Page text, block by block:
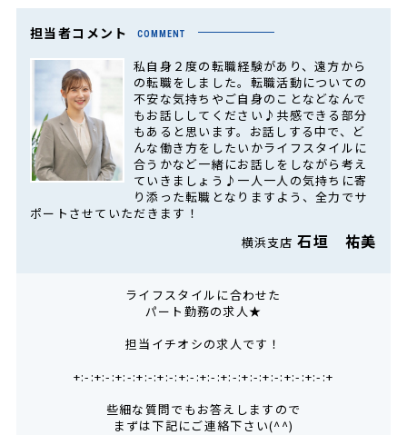
担当者コメント COMMENT
私自身２度の転職経験があり、遠方から
の転職をしました。転職活動についての
不安な気持ちやご自身のことなどなんで
もお話ししてください♪共感できる部分
もあると思います。お話しする中で、ど
んな働き方をしたいかライフスタイルに
合うかなど一緒にお話しをしながら考え
ていきましょう♪一人一人の気持ちに寄
り添った転職となりますよう、全力でサ
ポートさせていただきます！
横浜支店石垣 祐美
ライフスタイルに合わせた
パート勤務の求人★
担当イチオシの求人です！
+:-:+:-:+:-:+:-:+:-:+:-:+:-:+:-:+:-:+:-:+:-:+:-:+
些細な質問でもお答えしますので
まずは下記にご連絡下さい(^^)